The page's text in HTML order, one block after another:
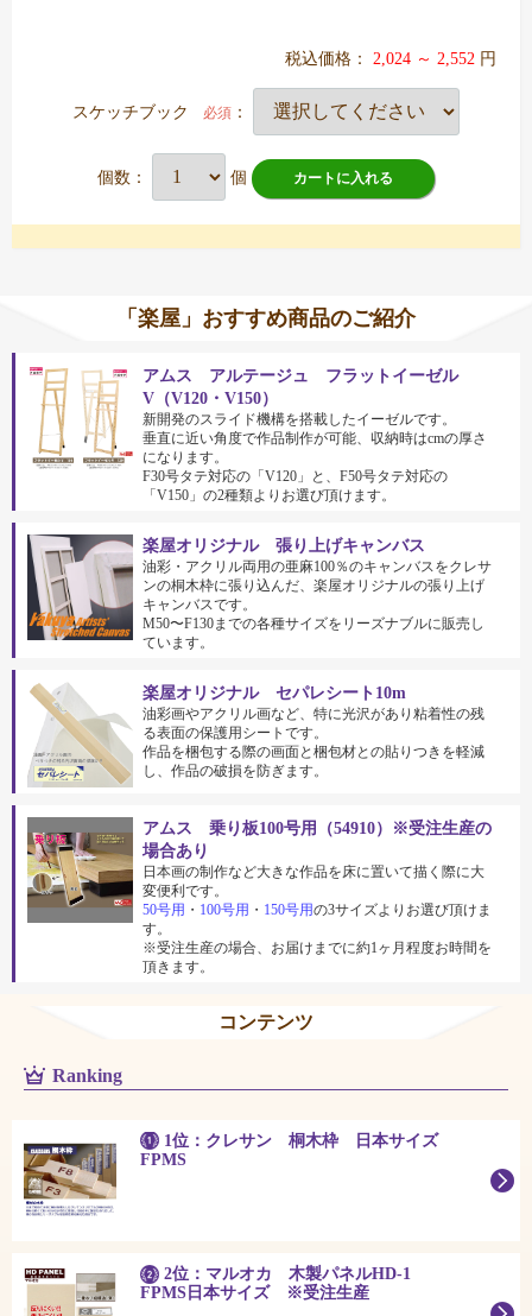
税込価格： 2,024 ～ 2,552 円
スケッチブック 必須 ：
個数： 個 カートに入れる
「楽屋」おすすめ商品のご紹介
アムス アルテージュ フラットイーゼル
V（V120・V150）
新開発のスライド機構を搭載したイーゼルです。
垂直に近い角度で作品制作が可能、収納時はcmの厚さ
になります。
F30号タテ対応の「V120」と、F50号タテ対応の
「V150」の2種類よりお選び頂けます。
楽屋オリジナル 張り上げキャンバス
油彩・アクリル両用の亜麻100％のキャンバスをクレサ
ンの桐木枠に張り込んだ、楽屋オリジナルの張り上げ
キャンバスです。
M50〜F130までの各種サイズをリーズナブルに販売し
ています。
楽屋オリジナル セパレシート10m
油彩画やアクリル画など、特に光沢があり粘着性の残
る表面の保護用シートです。
作品を梱包する際の画面と梱包材との貼りつきを軽減
し、作品の破損を防ぎます。
アムス 乗り板100号用（54910）※受注生産の
場合あり
日本画の制作など大きな作品を床に置いて描く際に大
変便利です。
50号用 ・ 100号用 ・ 150号用の3サイズよりお選び頂けま
す。
※受注生産の場合、お届けまでに約1ヶ月程度お時間を
頂きます。
コンテンツ
Ranking
1位：クレサン 桐木枠 日本サイズ
FPMS
2位：マルオカ 木製パネルHD-1
FPMS日本サイズ ※受注生産